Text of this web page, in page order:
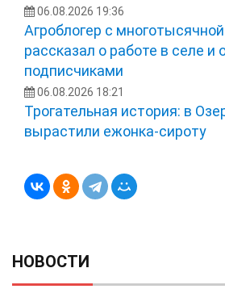
06.08.2026 19:36
Агроблогер с
рассказал о работе в селе и
подписчиками
06.08.2026 18:21
Трогательная история: в
вырастили ежонка‑сироту
НОВОСТИ